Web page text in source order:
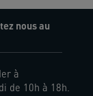
nous au
à
de 10h à 18h.